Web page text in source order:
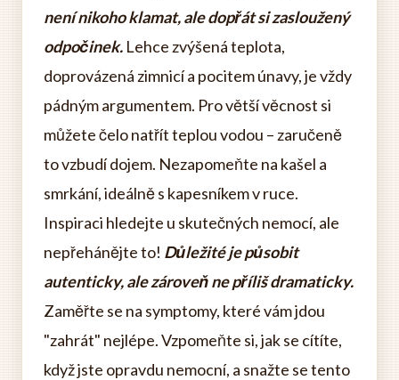
není nikoho klamat, ale dopřát si zasloužený
odpočinek. Lehce zvýšená teplota,
doprovázená zimnicí a pocitem únavy, je vždy
pádným argumentem. Pro větší věcnost si
můžete čelo natřít teplou vodou – zaručeně
to vzbudí dojem. Nezapomeňte na kašel a
smrkání, ideálně s kapesníkem v ruce.
Inspiraci hledejte u skutečných nemocí, ale
nepřehánějte to! Důležité je působit
autenticky, ale zároveň ne příliš dramaticky.
Zaměřte se na symptomy, které vám jdou
"zahrát" nejlépe. Vzpomeňte si, jak se cítíte,
když jste opravdu nemocní, a snažte se tento